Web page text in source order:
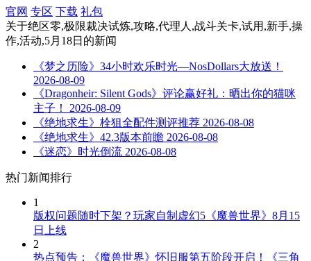
官网 专区 下载 礼包
关于绝区零,极限裁决试炼,攻略,代理人,战斗关卡,试用,新手,操
作,活动,5月18日 的新闻
《梦之历险》34小时欢乐时光—NosDollars大放送！
2026-08-09
《Dragonheir: Silent Gods》评论赢好礼：晒出你的猫咪
主子！
2026-08-09
《绝地求生》栓狙全配件测评推荐 2026-08-08
《绝地求生》42.3版本前瞻 2026-08-08
《迷恋》时光倒流 2026-08-08
热门新闻排行
1
版权问题随时下架？玩家自制虚幻5《魔兽世界》8月15
日上线
2
热点预告：《魔兽世界》怀旧服第五阶段开启！《三角